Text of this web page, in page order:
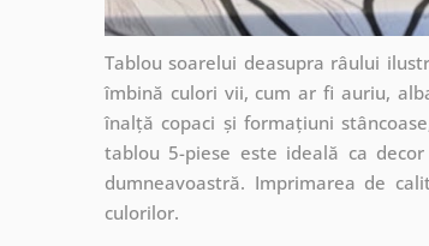
Tablou soarelui deasupra râului
îmbină culori vii, cum ar fi auriu,
înalță copaci și formațiuni
tablou 5-piese este ideală ca
dumneavoastră. Imprimarea de
culorilor.